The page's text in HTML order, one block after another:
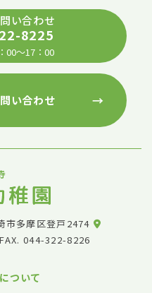
い合わせ
8225
00～17：00
い合わせ →
市多摩区登戸2474
044-322-8226
ついて